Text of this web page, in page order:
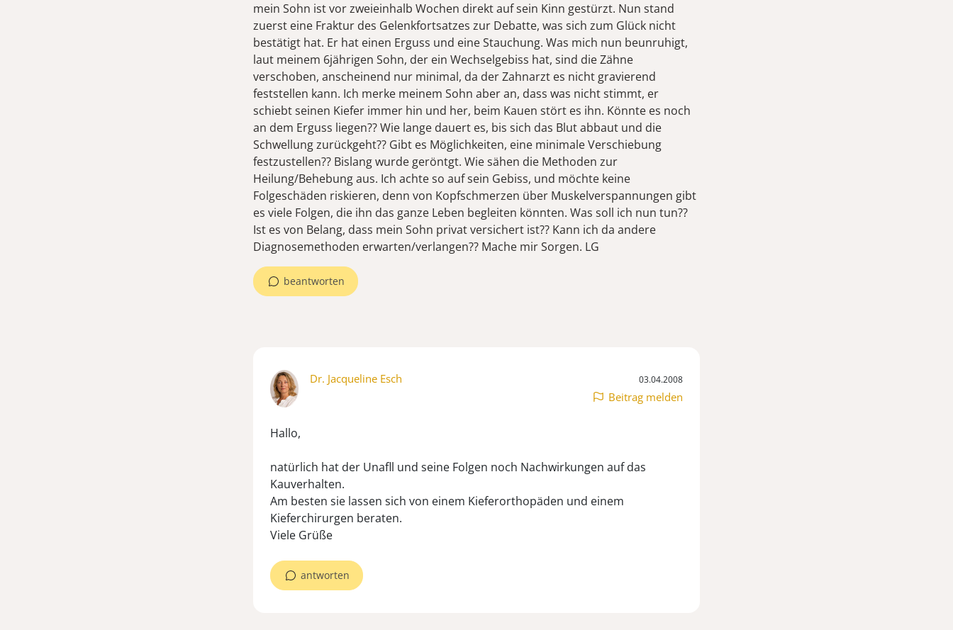
mein Sohn ist vor zweieinhalb Wochen direkt auf sein Kinn gestürzt. Nun stand
zuerst eine Fraktur des Gelenkfortsatzes zur Debatte, was sich zum Glück nicht
bestätigt hat. Er hat einen Erguss und eine Stauchung. Was mich nun beunruhigt,
laut meinem 6jährigen Sohn, der ein Wechselgebiss hat, sind die Zähne
verschoben, anscheinend nur minimal, da der Zahnarzt es nicht gravierend
feststellen kann. Ich merke meinem Sohn aber an, dass was nicht stimmt, er
schiebt seinen Kiefer immer hin und her, beim Kauen stört es ihn. Könnte es noch
an dem Erguss liegen?? Wie lange dauert es, bis sich das Blut abbaut und die
Schwellung zurückgeht?? Gibt es Möglichkeiten, eine minimale Verschiebung
festzustellen?? Bislang wurde geröntgt. Wie sähen die Methoden zur
Heilung/Behebung aus. Ich achte so auf sein Gebiss, und möchte keine
Folgeschäden riskieren, denn von Kopfschmerzen über Muskelverspannungen gibt
es viele Folgen, die ihn das ganze Leben begleiten könnten. Was soll ich nun tun??
Ist es von Belang, dass mein Sohn privat versichert ist?? Kann ich da andere
Diagnosemethoden erwarten/verlangen?? Mache mir Sorgen. LG
beantworten
Dr. Jacqueline Esch 03.04.2008
Beitrag melden
Hallo,
natürlich hat der Unafll und seine Folgen noch Nachwirkungen auf das
Kauverhalten.
Am besten sie lassen sich von einem Kieferorthopäden und einem
Kieferchirurgen beraten.
Viele Grüße
antworten